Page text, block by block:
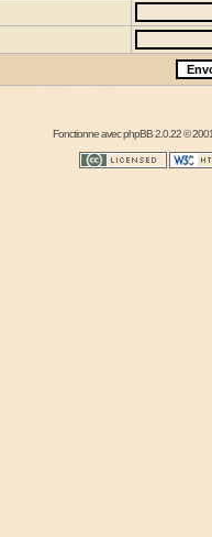
Fonctionne avecphpBB2.0.22 ©